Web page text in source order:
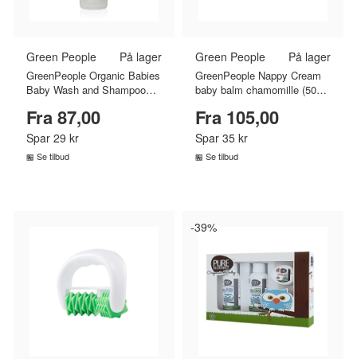
Green People På lager
GreenPeople Organic Babies
Baby Wash and Shampoo
Fra 87,00
Spar 29 kr
Se tilbud
Green People På lager
GreenPeople Nappy Cream
baby balm chamomille (50
Fra 105,00
Spar 35 kr
Se tilbud
-39%